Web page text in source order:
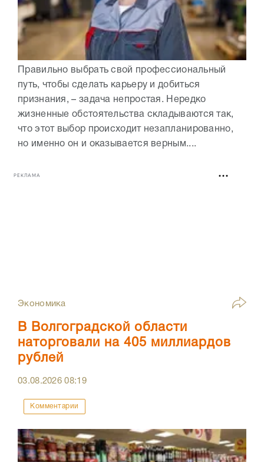
Правильно выбрать свой профессиональный
путь, чтобы сделать карьеру и добиться
признания, – задача непростая. Нередко
жизненные обстоятельства складываются так,
что этот выбор происходит незапланированно,
но именно он и оказывается верным....
РЕКЛАМА
Экономика
В Волгоградской области
наторговали на 405 миллиардов
рублей
03.08.202608:19
Комментарии